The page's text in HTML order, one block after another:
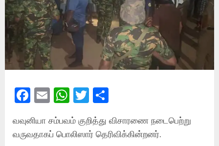
Facebook
EmailWhatsApp
Twitter
வவுனியா சம்பவம் குறித்து விசாரணை நடைபெற்று
வருவதாகப் பொலிஸார் தெரிவிக்கின்றனர்.